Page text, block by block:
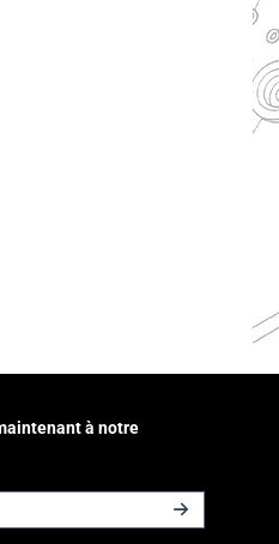
à notre
adresse e-mail pour la